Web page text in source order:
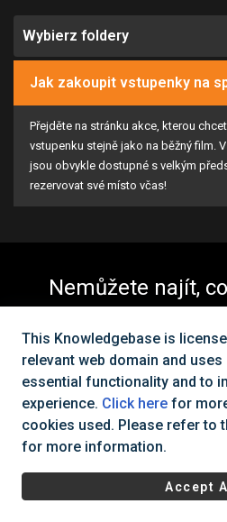
Wybierz foldery
Jak zakoupit vstupenky na
Přejděte na stránku akce, kterou
vstupenku stejně jako na běžný film.
jsou obvykle dostupné s velkým
rezervovat své místo včas!
Nemůžete najít,
Kontaktujte
Všechna práva vyhrazena Cinema
|
This Knowledgebase is
relevant web domain and
essential functionality and to
experience. Click here for
cookies used. Please refer to
for more information.
Accept